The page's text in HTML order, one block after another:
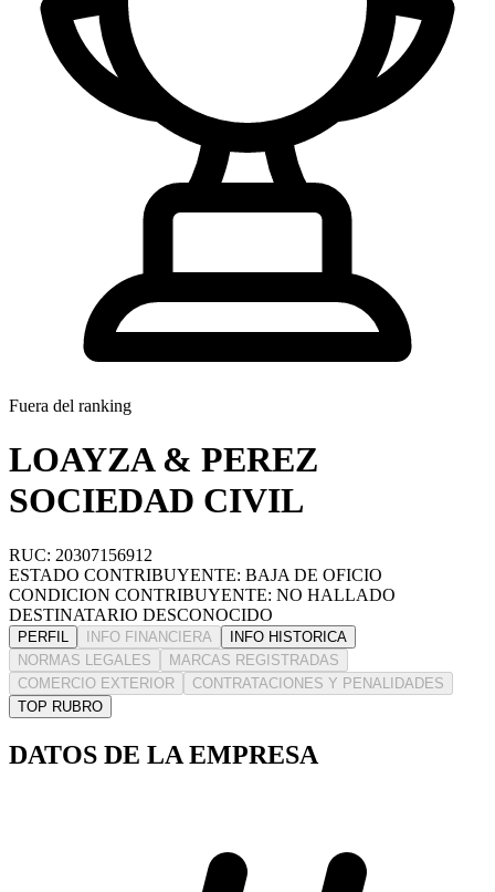
Fuera del ranking
LOAYZA & PEREZ
SOCIEDAD CIVIL
RUC: 20307156912
ESTADO CONTRIBUYENTE: BAJA DE OFICIO
CONDICION CONTRIBUYENTE: NO HALLADO
DESTINATARIO DESCONOCIDO
PERFIL INFO FINANCIERA
INFO HISTORICA
NORMAS LEGALES
MARCAS REGISTRADAS
COMERCIO EXTERIOR
CONTRATACIONES Y PENALIDADES
TOP RUBRO
DATOS DE LA EMPRESA